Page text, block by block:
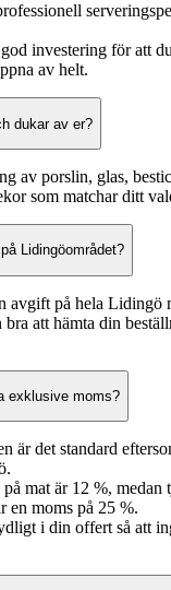
investering för att
av helt.
dukar av er?
av porslin, glas,
som matchar ditt
Lidingöområdet?
avgift på hela Lidingö
att hämta din
exklusive moms?
är det standard
mat är 12 %, medan
en moms på 25 %.
i din offert så att